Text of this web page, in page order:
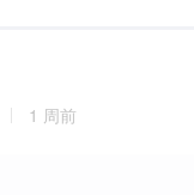
1 周前